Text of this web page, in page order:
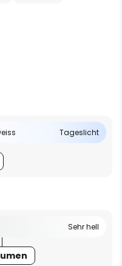
Tageslicht
Sehr hell